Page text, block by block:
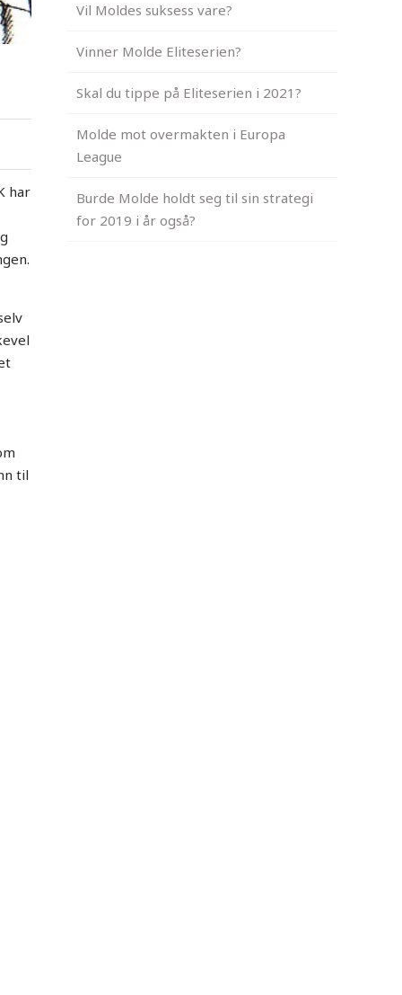
har
til
Vil Moldes suksess vare?
Vinner Molde Eliteserien?
Skal du tippe på Eliteserien i 2021?
Molde mot overmakten i Europa
League
Burde Molde holdt seg til sin strategi
for 2019 i år også?